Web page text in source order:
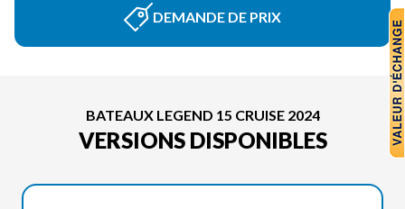
DEMANDE DE PRIX
BATEAUX LEGEND 15 CRUISE 2024
VERSIONS DISPONIBLES